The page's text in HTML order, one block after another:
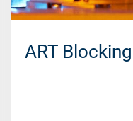
ART Blocking